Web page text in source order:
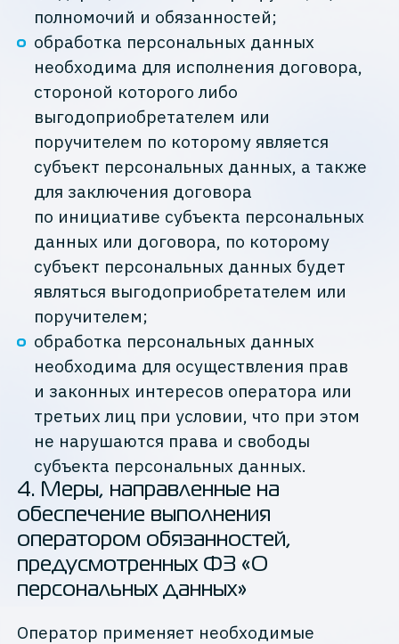
полномочий и обязанностей;
обработка персональных данных
необходима для исполнения договора,
стороной которого либо
выгодоприобретателем или
поручителем по которому является
субъект персональных данных, а также
для заключения договора
по инициативе субъекта персональных
данных или договора, по которому
субъект персональных данных будет
являться выгодоприобретателем или
поручителем;
обработка персональных данных
необходима для осуществления прав
и законных интересов оператора или
третьих лиц при условии, что при этом
не нарушаются права и свободы
субъекта персональных данных.
4. Меры, направленные на
обеспечение выполнения
оператором обязанностей,
предусмотренных ФЗ «О
персональных данных»
Оператор применяет необходимые